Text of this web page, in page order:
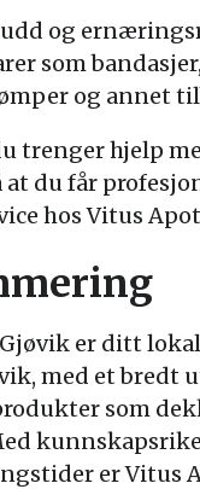
og
som bandasjer,
og annet
trenger hjelp
du får
hos Vitus
er ditt
med et bredt
som
er Vitus